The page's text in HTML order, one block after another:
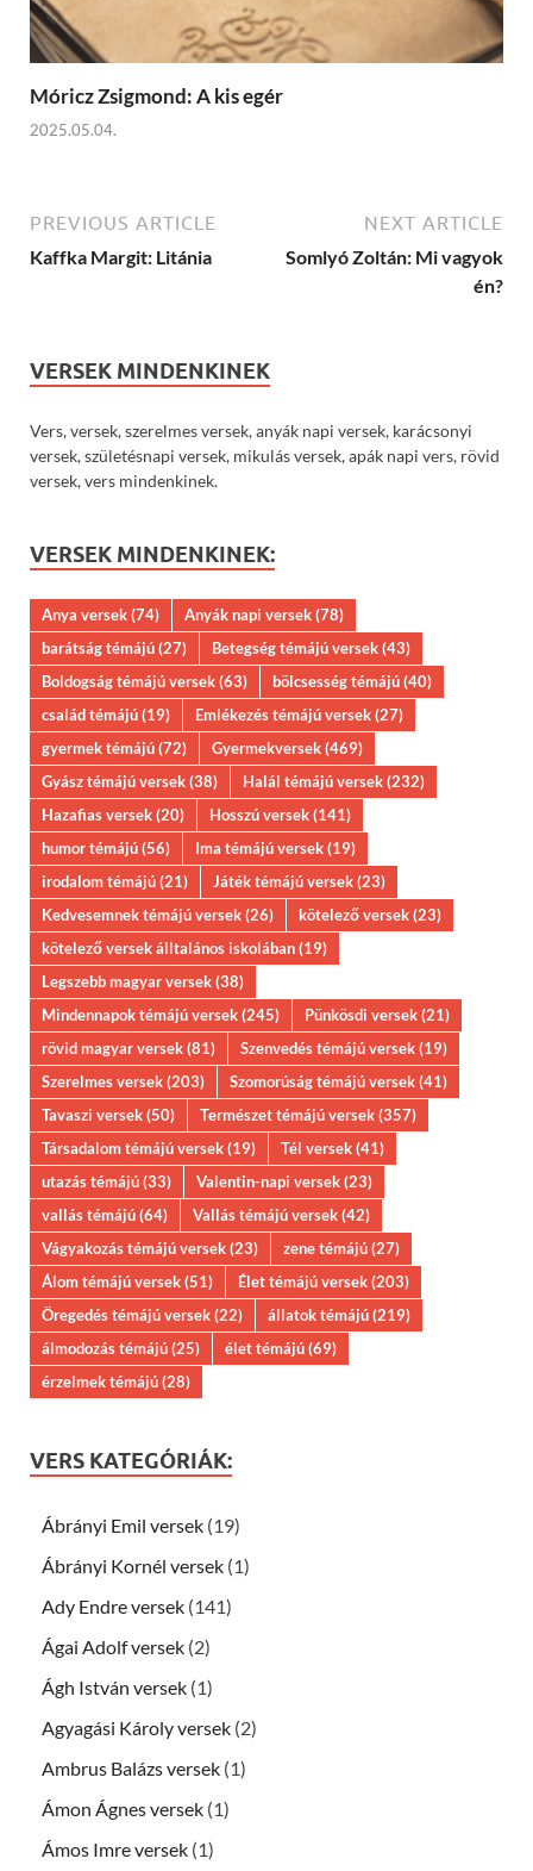
Móricz Zsigmond: A kis egér
2025.05.04.
PREVIOUS ARTICLE
Kaffka Margit: Litánia
NEXT ARTICLE
Somlyó Zoltán: Mi vagyok
én?
VERSEK MINDENKINEK
Vers, versek, szerelmes versek, anyák napi versek, karácsonyi
versek, születésnapi versek, mikulás versek, apák napi vers, rövid
versek, vers mindenkinek.
VERSEK MINDENKINEK:
Anya versek(74) Anyák napi versek(78)
barátság témájú(27) Betegség témájú versek(43)
Boldogság témájú versek(63) bölcsesség témájú(40)
család témájú(19) Emlékezés témájú versek(27)
gyermek témájú(72) Gyermekversek(469)
Gyász témájú versek(38) Halál témájú versek(232)
Hazafias versek(20) Hosszú versek(141)
humor témájú(56) Ima témájú versek(19)
irodalom témájú(21) Játék témájú versek(23)
Kedvesemnek témájú versek(26) kötelező versek(23)
kötelező versek álltalános iskolában(19)
Legszebb magyar versek(38)
Mindennapok témájú versek(245) Pünkösdi versek(21)
rövid magyar versek(81) Szenvedés témájú versek(19)
Szerelmes versek(203) Szomorúság témájú versek(41)
Tavaszi versek(50) Természet témájú versek(357)
Társadalom témájú versek(19) Tél versek(41)
utazás témájú(33) Valentin-napi versek(23)
vallás témájú(64) Vallás témájú versek(42)
Vágyakozás témájú versek(23) zene témájú(27)
Álom témájú versek(51) Élet témájú versek(203)
Öregedés témájú versek(22) állatok témájú(219)
álmodozás témájú(25) élet témájú(69)
érzelmek témájú(28)
VERS KATEGÓRIÁK:
Ábrányi Emil versek (19)
Ábrányi Kornél versek (1)
Ady Endre versek (141)
Ágai Adolf versek (2)
Ágh István versek (1)
Agyagási Károly versek (2)
Ambrus Balázs versek (1)
Ámon Ágnes versek (1)
Ámos Imre versek (1)